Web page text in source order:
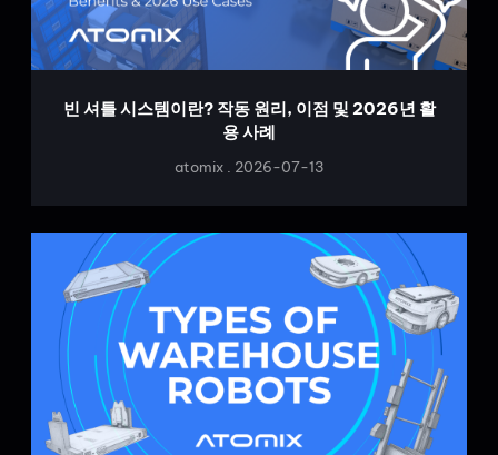
빈 셔틀 시스템이란? 작동 원리, 이점 및 2026년 활
용 사례
atomix 2026-07-13